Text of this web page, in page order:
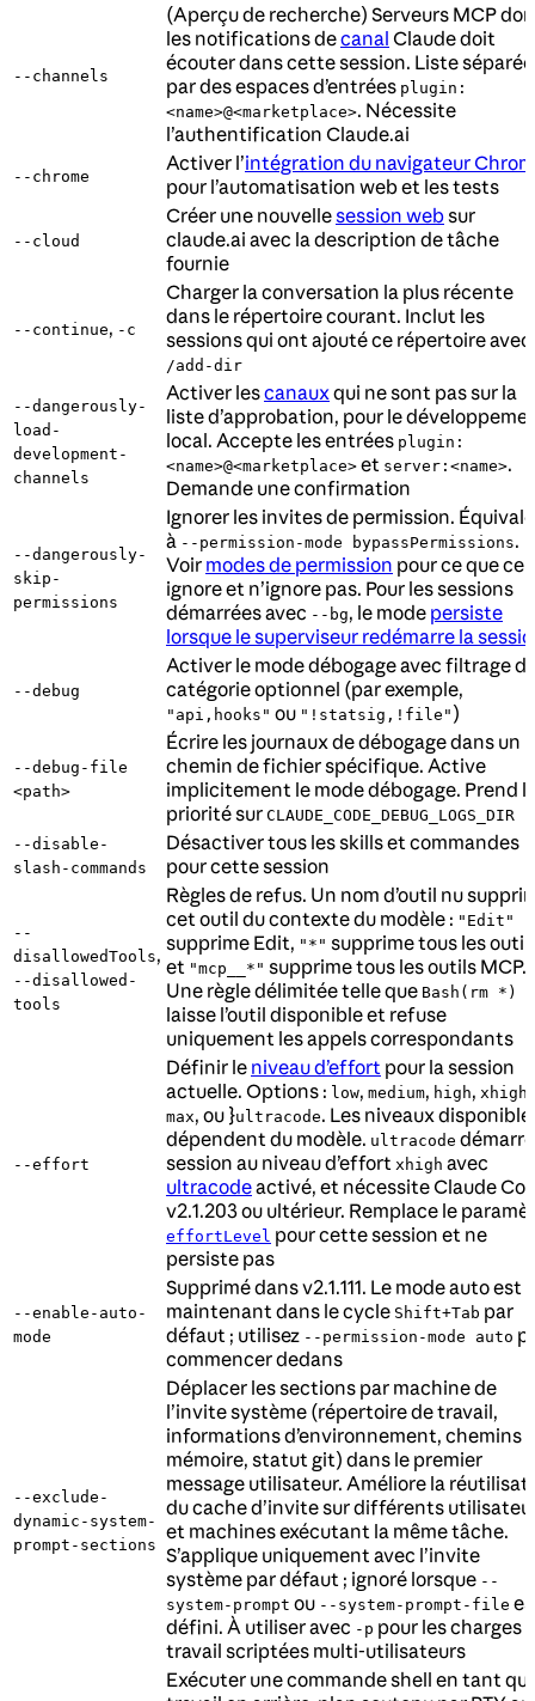
--channels
(Aperçu de recherche) Serveurs MCP
les notifications decanal Claude doit
écouter dans cette session. Liste séparée
par des espaces d’entrées plugin:
<name>@<marketplace>. Nécessite
l’authentification Claude.ai
--chrome
Activer l’intégration du navigateur
pour l’automatisation web et les tests
--cloud
Créer une nouvellesession websur
claude.ai avec la description de tâche
fournie
--continue, -c
Charger la conversation la plus récente
dans le répertoire courant. Inclut les
sessions qui ont ajouté ce répertoire avec
/add-dir
--dangerously-
load-
development-
channels
Activer lescanauxqui ne sont pas sur la
liste d’approbation, pour le
local. Accepte les entrées plugin:
<name>@<marketplace> et server:<name>.
Demande une confirmation
--dangerously-
skip-
permissions
Ignorer les invites de permission.
à --permission-mode bypassPermissions.
Voir modes de permission pour ce que
ignore et n’ignore pas. Pour les sessions
démarrées avec --bg, le mode persiste
lorsque le superviseur redémarre la
--debug
Activer le mode débogage avec filtrage
catégorie optionnel (par exemple,
"api,hooks" ou "!statsig,!file" )
--debug-file
<path>
Écrire les journaux de débogage dans un
chemin de fichier spécifique. Active
implicitement le mode débogage. Prend
priorité sur CLAUDE_CODE_DEBUG_LOGS_DIR
--disable-
slash-commands
Désactiver tous les skills et commandes
pour cette session
--
disallowedTools,
--disallowed-
tools
Règles de refus. Un nom d’outil nu
cet outil du contexte du modèle : "Edit"
supprime Edit, "*" supprime tous les
et "mcp__*" supprime tous les outils MCP.
Une règle délimitée telle que Bash(rm *)
laisse l’outil disponible et refuse
uniquement les appels correspondants
--effort
Définir le niveau d’effort pour la session
actuelle. Options : low, medium, high, xhigh
max, ou }ultracode. Les niveaux
dépendent du modèle. ultracode
session au niveau d’effort xhigh avec
ultracodeactivé, et nécessite Claude
v2.1.203 ou ultérieur. Remplace le
effortLevel pour cette session et ne
persiste pas
--enable-auto-
mode
Supprimé dans v2.1.111. Le mode auto est
maintenant dans le cycle Shift+Tab par
défaut ; utilisez --permission-mode auto
commencer dedans
--exclude-
dynamic-system-
prompt-sections
Déplacer les sections par machine de
l’invite système (répertoire de travail,
informations d’environnement, chemins
mémoire, statut git) dans le premier
message utilisateur. Améliore la
du cache d’invite sur différents
et machines exécutant la même tâche.
S’applique uniquement avec l’invite
système par défaut ; ignoré lorsque --
system-prompt ou --system-prompt-file
défini. À utiliser avec -p pour les charges
travail scriptées multi-utilisateurs
Exécuter une commande shell en tant